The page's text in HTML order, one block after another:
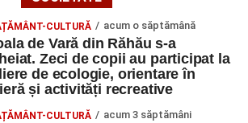
de
Remus Grama and The
, alcătuit din membri ai Orchestrei
de Stat Târgu Mureș.
CULTURĂ acum o săptămână
de Vară din Răhău s-a
Zeci de copii au participat la
de ecologie, orientare în
și activități recreative
CULTURĂ acum 3 săptămâni